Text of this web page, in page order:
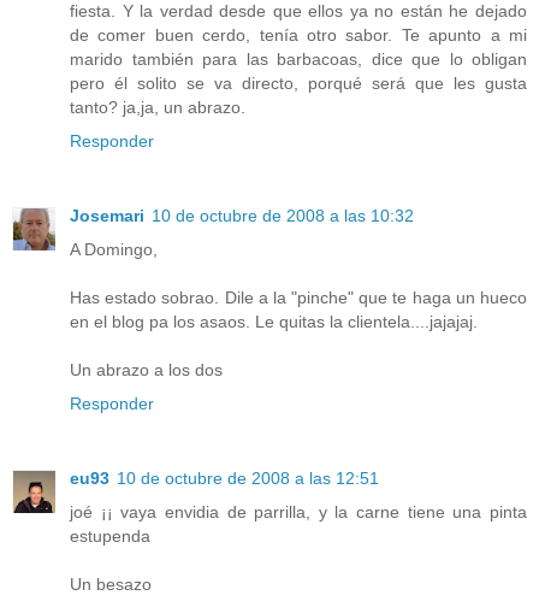
fiesta. Y la verdad desde que ellos ya no están he dejado
de comer buen cerdo, tenía otro sabor. Te apunto a mi
marido también para las barbacoas, dice que lo obligan
pero él solito se va directo, porqué será que les gusta
tanto? ja,ja, un abrazo.
Responder
Josemari 10 de octubre de 2008 a las 10:32
A Domingo,
Has estado sobrao. Dile a la "pinche" que te haga un hueco
en el blog pa los asaos. Le quitas la clientela....jajajaj.
Un abrazo a los dos
Responder
eu93 10 de octubre de 2008 a las 12:51
joé ¡¡ vaya envidia de parrilla, y la carne tiene una pinta
estupenda
Un besazo